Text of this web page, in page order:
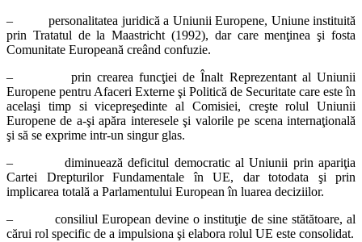
– personalitatea juridică a Uniunii Europene, Uniune instituită
prin Tratatul de la Maastricht (1992), dar care menţinea şi fosta
Comunitate Europeană creând confuzie.
– prin crearea funcţiei de Înalt Reprezentant al Uniunii
Europene pentru Afaceri Externe şi Politică de Securitate care este în
acelaşi timp si vicepreşedinte al Comisiei, creşte rolul Uniunii
Europene de a-şi apăra interesele şi valorile pe scena internaţională
şi să se exprime intr-un singur glas.
– diminuează deficitul democratic al Uniunii prin apariţia
Cartei Drepturilor Fundamentale în UE, dar totodata şi prin
implicarea totală a Parlamentului European în luarea deciziilor.
– consiliul European devine o instituţie de sine stătătoare, al
cărui rol specific de a impulsiona şi elabora rolul UE este consolidat.